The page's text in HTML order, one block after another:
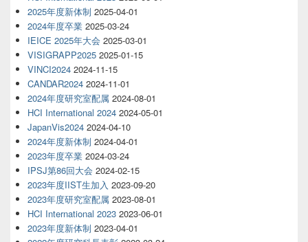
2025年度新体制 2025-04-01
2024年度卒業 2025-03-24
IEICE 2025年大会 2025-03-01
VISIGRAPP2025 2025-01-15
VINCI2024 2024-11-15
CANDAR2024 2024-11-01
2024年度研究室配属 2024-08-01
HCI International 2024 2024-05-01
JapanVis2024 2024-04-10
2024年度新体制 2024-04-01
2023年度卒業 2024-03-24
IPSJ第86回大会 2024-02-15
2023年度IIST生加入 2023-09-20
2023年度研究室配属 2023-08-01
HCI International 2023 2023-06-01
2023年度新体制 2023-04-01